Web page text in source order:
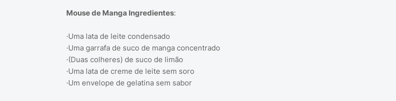
Mouse de Manga Ingredientes:
·Uma lata de leite condensado
·Uma garrafa de suco de manga concentrado
·(Duas colheres) de suco de limão
·Uma lata de creme de leite sem soro
·Um envelope de gelatina sem sabor